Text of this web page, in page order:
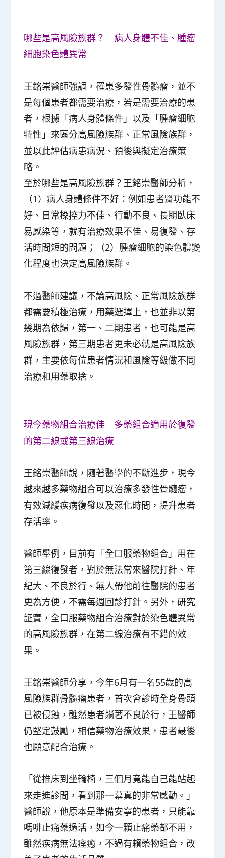
哪些是高風險族群？ 病人身體不佳、腫瘤
細胞染色體異常
王銘崇醫師強調，罹患多發性骨髓瘤，並不
是每個患者都需要治療，若是需要治療的患
者，根據「病人身體條件」以及「腫瘤細胞
特性」來區分高風險族群、正常風險族群，
並以此評估病患病況、預後與擬定治療策
略。
至於哪些是高風險族群？王銘崇醫師分析，
（1）病人身體條件不好：例如患者腎功能不
好、日常操控力不佳、行動不良、長期臥床
易感染等，就有治療效果不佳、易復發、存
活時間短的問題；（2）腫瘤細胞的染色體變
化程度也決定高風險族群。
不過醫師建議，不論高風險、正常風險族群
都需要積極治療，用藥選擇上，也並非以第
幾期為依歸，第一、二期患者，也可能是高
風險族群，第三期患者更未必就是高風險族
群，主要依每位患者情況和風險等級做不同
治療和用藥取捨。
現今藥物組合治療佳 多藥組合適用於復發
的第二線或第三線治療
王銘崇醫師說，隨著醫學的不斷進步，現今
越來越多藥物組合可以治療多發性骨髓瘤，
有效減緩疾病復發以及惡化時間，提升患者
存活率。
醫師舉例，目前有「全口服藥物組合」用在
第三線復發者，對於無法常來醫院打針、年
紀大、不良於行、無人帶他前往醫院的患者
更為方便，不需每週回診打針。另外，研究
証實，全口服藥物組合治療對於染色體異常
的高風險族群，在第二線治療有不錯的效
果。
王銘崇醫師分享，今年6月有一名55歲的高
風險族群骨髓瘤患者，首次會診時全身骨頭
已被侵蝕，雖然患者躺著不良於行，王醫師
仍堅定鼓勵，相信藥物治療效果，患者最後
也願意配合治療。
「從推床到坐輪椅，三個月竟能自己能站起
來走進診間，看到那一幕真的非常感動。」
醫師說，他原本是準備安寧的患者，只能靠
嗎啡止痛藥過活，如今一顆止痛藥都不用，
雖然疾病無法痊癒，不過有賴藥物組合，改